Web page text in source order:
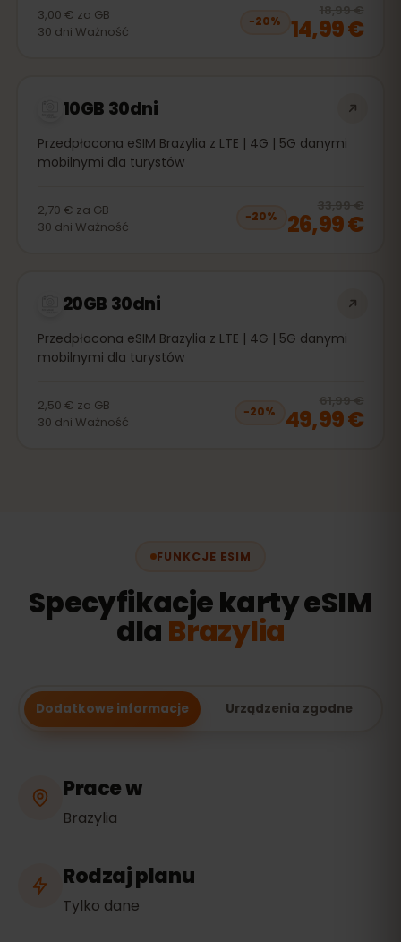
3,00 € za GB
30 dni Ważność
−20%
18,99 €
14,99 €
10GB 30dni
Przedpłacona eSIM Brazylia z LTE | 4G | 5G danymi
mobilnymi dla turystów
2,70 € za GB
30 dni Ważność
−20%
33,99 €
26,99 €
20GB 30dni
Przedpłacona eSIM Brazylia z LTE | 4G | 5G danymi
mobilnymi dla turystów
2,50 € za GB
30 dni Ważność
−20%
61,99 €
49,99 €
FUNKCJE ESIM
Specyfikacje karty eSIM
dla Brazylia
Dodatkowe informacje Urządzenia zgodne
Prace w
Brazylia
Rodzaj planu
Tylko dane